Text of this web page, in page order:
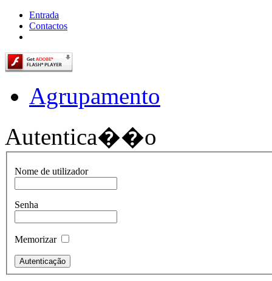
Entrada
Contactos
Agrupamento
Autentica��o
Nome de utilizador
Senha
Memorizar